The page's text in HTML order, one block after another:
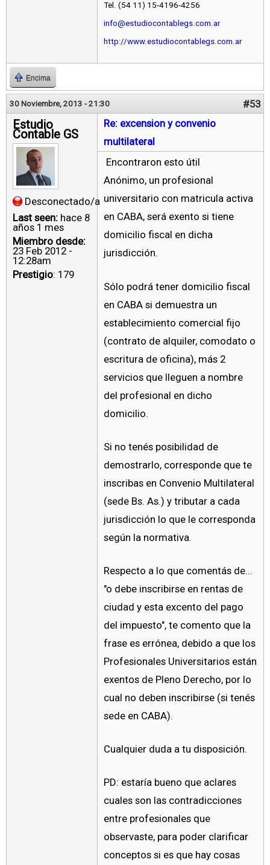
Tel. (54 11) 15-4196-4256
info@estudiocontablegs.com.ar
http://www.estudiocontablegs.com.ar
Encima
30 Noviembre, 2013 - 21:30 #53
Estudio
Contable GS
Desconectado/a
Last seen: hace 8
años 1 mes
Miembro desde:
23 Feb 2012 -
12:28am
Prestigio: 179
Re: excension y convenio
multilateral
Encontraron esto útil
Anónimo, un profesional
universitario con matricula activa
en CABA, será exento si tiene
domicilio fiscal en dicha
jurisdicción.
Sólo podrá tener domicilio fiscal
en CABA si demuestra un
establecimiento comercial fijo
(contrato de alquiler, comodato o
escritura de oficina), más 2
servicios que lleguen a nombre
del profesional en dicho
domicilio.
Si no tenés posibilidad de
demostrarlo, corresponde que te
inscribas en Convenio Multilateral
(sede Bs. As.) y tributar a cada
jurisdicción lo que le corresponda
según la normativa.
Respecto a lo que comentás de...
"o debe inscribirse en rentas de
ciudad y esta excento del pago
del impuesto", te comento que la
frase es errónea, debido a que los
Profesionales Universitarios están
exentos de Pleno Derecho, por lo
cual no deben inscribirse (si tenés
sede en CABA).
Cualquier duda a tu disposición.
PD: estaría bueno que aclares
cuales son las contradicciones
entre profesionales que
observaste, para poder clarificar
conceptos si es que hay cosas